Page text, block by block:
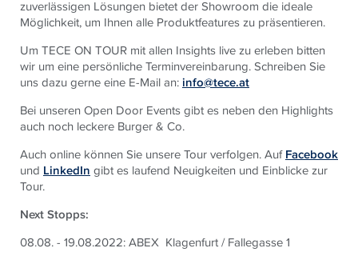
zuverlässigen Lösungen bietet der Showroom die ideale
Möglichkeit, um Ihnen alle Produktfeatures zu präsentieren.
Um TECE ON TOUR mit allen Insights live zu erleben bitten
wir um eine persönliche Terminvereinbarung. Schreiben Sie
uns dazu gerne eine E-Mail an:info@tece.at
Bei unseren Open Door Events gibt es neben den Highlights
auch noch leckere Burger & Co.
Auch online können Sie unsere Tour verfolgen. AufFacebook
und LinkedIn gibt es laufend Neuigkeiten und Einblicke zur
Tour.
Next Stopps:
08.08. - 19.08.2022: ABEX Klagenfurt / Fallegasse 1